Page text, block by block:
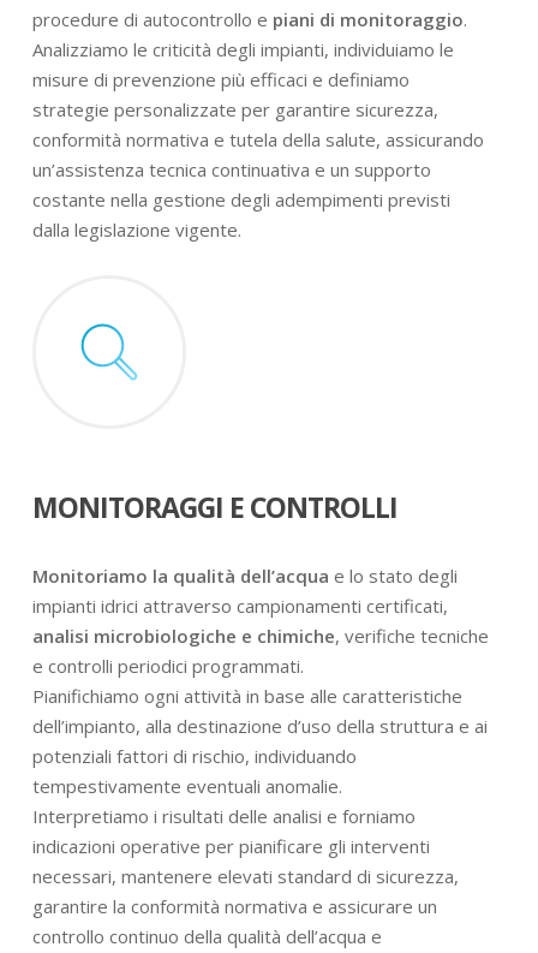
procedure di autocontrollo e piani di monitoraggio.
Analizziamo le criticità degli impianti, individuiamo le
misure di prevenzione più efficaci e definiamo
strategie personalizzate per garantire sicurezza,
conformità normativa e tutela della salute, assicurando
un’assistenza tecnica continuativa e un supporto
costante nella gestione degli adempimenti previsti
dalla legislazione vigente.
MONITORAGGI E CONTROLLI
Monitoriamo la qualità dell’acqua e lo stato degli
impianti idrici attraverso campionamenti certificati,
analisi microbiologiche e chimiche, verifiche tecniche
e controlli periodici programmati.
Pianifichiamo ogni attività in base alle caratteristiche
dell’impianto, alla destinazione d’uso della struttura e ai
potenziali fattori di rischio, individuando
tempestivamente eventuali anomalie.
Interpretiamo i risultati delle analisi e forniamo
indicazioni operative per pianificare gli interventi
necessari, mantenere elevati standard di sicurezza,
garantire la conformità normativa e assicurare un
controllo continuo della qualità dell’acqua e